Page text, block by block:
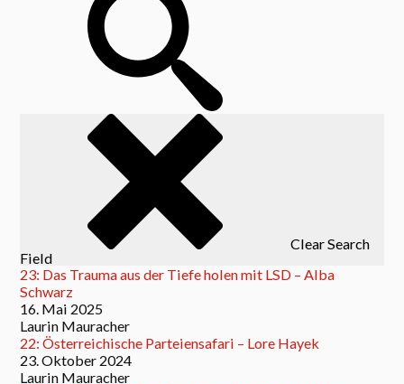
Clear Search
Field
23: Das Trauma aus der Tiefe holen mit LSD – Alba
Schwarz
16. Mai 2025
Laurin Mauracher
22: Österreichische Parteiensafari – Lore Hayek
23. Oktober 2024
Laurin Mauracher